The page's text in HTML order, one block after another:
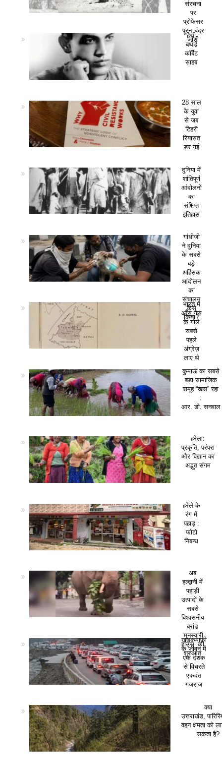
संरचना
पर
प्रोफेसर
पूरन चंद्र
जोशी
हैप्पी
बर्थडे
कॉर्बेट
साहब
28 साल
के युवा
से जब
टिहरी
रियासत
डर गई
दुनिया में
शांतिपूर्ण
आंदोलनों
का
संक्षिप्त
इतिहास
गांधीजी
ने दुनिया
के सबसे
बड़े
अहिंसक
आंदोलन
का
संचालन
कैसे
किया?
भारत में
आँसू गैस
के गोले
सबसे
पहले
अंग्रेज़
लाए थे
कुमाऊं का सबसे
बड़ा सामाजिक
समूह “खस” रहा
:
आर. डी. सनवाल
हरेला:
प्रकृति, परंपरा
और विज्ञान का
अद्भुत संगम
हरेले के
रंग में
पहाड़ :
फोटो
निबन्ध
अब
हल्द्वानी में
पहाड़ी
उत्पादों के
सबसे
विश्वसनीय
ब्रांड
‘मुनस्यारी
हाउस’ की
शुरुआत
खड़कमाफी
के जीवन में
एक दशक
से विचरते
एकदंत
गजराज
क्या
उत्तराखंड,
वहन क्षमता को
सकता है?